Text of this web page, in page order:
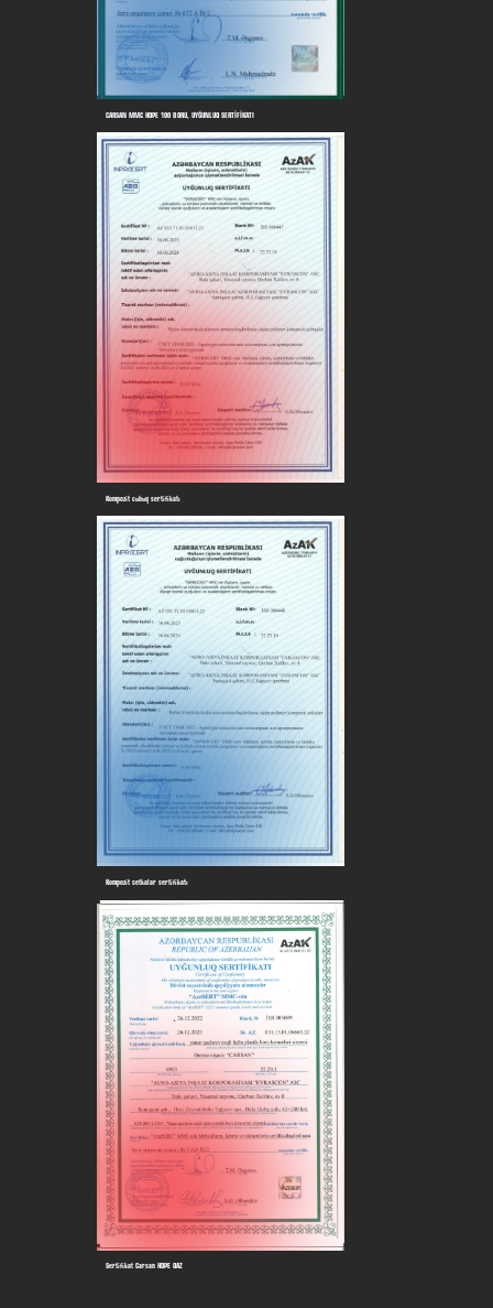
CARSAN MMC HDPE 100 BORU, UYĞUNLUQ SERTİFİKATI
Kompozit cubuq sertifikatı
Kompozit setkalar sertifikatı
Sertifikat Carsan HDPE QAZ